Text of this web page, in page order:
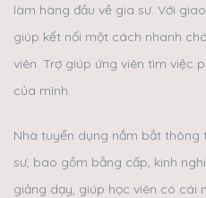
làm hàng đầu về gia sư. Với
giúp kết nối một cách nhanh
viên. Trợ giúp ứng viên tìm việc
của mình.
Nhà tuyển dụng nắm bắt
sư, bao gồm bằng cấp, kinh
giảng dạy, giúp học viên có cái